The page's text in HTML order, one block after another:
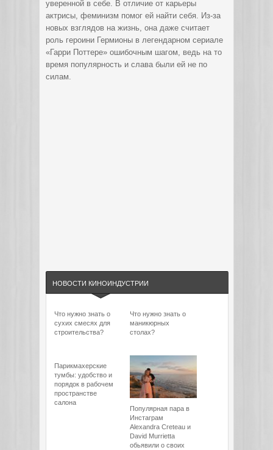
уверенной в себе. В отличие от карьеры
актрисы, феминизм помог ей найти себя. Из-за
новых взглядов на жизнь, она даже считает
роль героини Гермионы в легендарном сериале
«Гарри Поттере» ошибочным шагом, ведь на то
время популярность и слава были ей не по
силам.
НОВОСТИ КИНОИНДУСТРИИ
Что нужно знать о
сухих смесях для
строительства?
Что нужно знать о
маникюрных
столах?
Парикмахерские
тумбы: удобство и
порядок в рабочем
пространстве
салона
Популярная пара в
Инстаграм
Alexandra Creteau и
David Murrietta
обьявили о своих